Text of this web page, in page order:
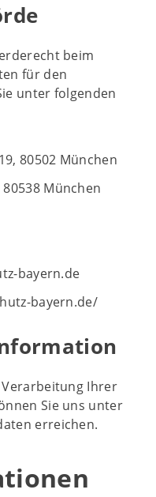
beim
für den
unter folgenden
80502 München
München
bayern.de
bayern.de/
Ihrer
Sie uns unter
erreichen.